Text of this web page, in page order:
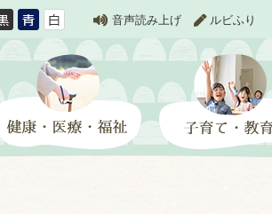
音声読み上げ ルビふり